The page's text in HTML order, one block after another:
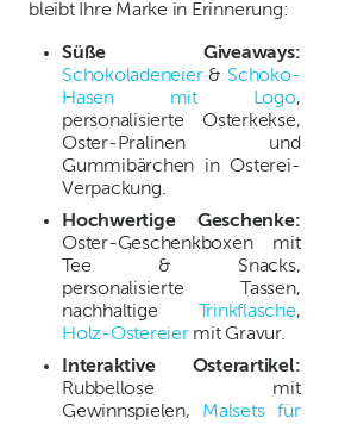
bleibt Ihre Marke in Erinnerung:
Süße Giveaways:
Schokoladeneier& Schoko-
Hasen mit Logo,
personalisierte Osterkekse,
Oster-Pralinen und
Gummibärchen in Osterei-
Verpackung.
Hochwertige Geschenke:
Oster-Geschenkboxen mit
Tee & Snacks,
personalisierte Tassen,
nachhaltige
Trinkflasche,
Holz-Ostereiermit Gravur.
Interaktive Osterartikel:
Rubbellose mit
Gewinnspielen, Malsets für